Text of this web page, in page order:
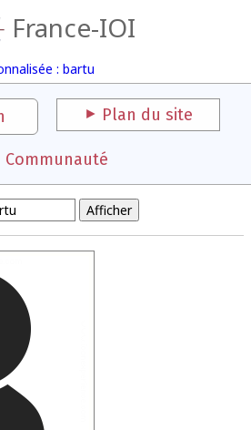
France-IOI
: bartu
Plan du site
Communauté